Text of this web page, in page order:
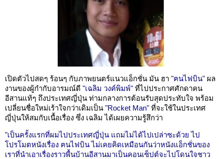
เปิดตัวไปสดๆ ร้อนๆ กับภาพยนตร์แนวแอ็กชั่น มัน ฮา "ฅนไฟบิน" ผล
งานของผู้กำกับอารมณ์ดี "เฉลิม วงค์พิมพ์" ที่ไปประกาศศักดาคน
อีสานแท้ๆ ถึงประเทศญี่ปุ่น ท่ามกลางการต้อนรับสุดประทับใจ พร้อม
เปลี่ยนชื่อใหม่เร้าใจกว่าเดิมเป็น "Rocket Man" ที่จะใช้ในประเทศ
ญี่ปุ่นให้สมกับเนื้อเรื่อง ซึ่ง เฉลิม ได้เผยความรู้สึกว่า
"เป็นครั้งแรกที่ผมไปประเทศญี่ปุ่น แถมไม่ได้ไปเปล่าซะด้วย ไป
โปรโมตหนังเรื่อง ฅนไฟบิน ไม่เคยคิดเหมือนกันว่าหนังแอ็กชั่นของ
เราที่นำเอาเรื่องราวพื้นบ้านอีสานมาเป็นคอนเซ็ปต์จะไปโดนใจชาว